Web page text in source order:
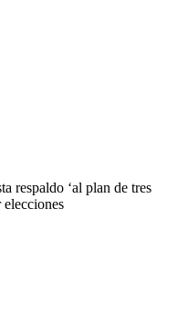
respaldo ‘al plan de tres
elecciones